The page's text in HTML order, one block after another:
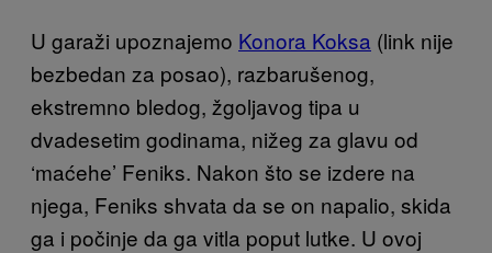
U garaži upoznajemo Konora Koksa (link nije
bezbedan za posao), razbarušenog,
ekstremno bledog, žgoljavog tipa u
dvadesetim godinama, nižeg za glavu od
‘maćehe’ Feniks. Nakon što se izdere na
njega, Feniks shvata da se on napalio, skida
ga i počinje da ga vitla poput lutke. U ovoj